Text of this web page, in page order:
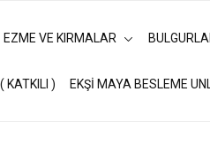
EZME VE KIRMALAR
KATKILI ) EKŞİ MAYA BESLEME